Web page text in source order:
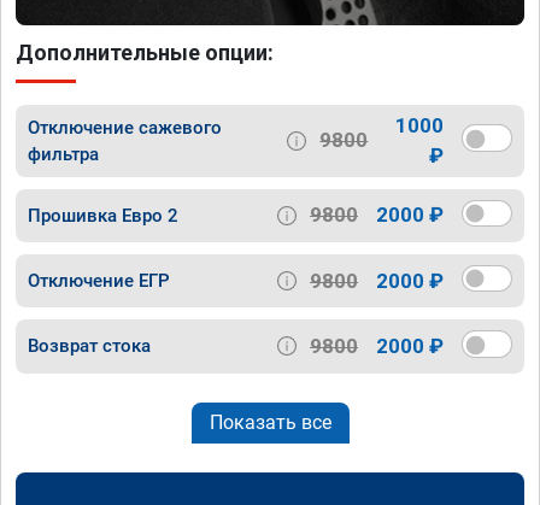
Дополнительные опции:
Отключение сажевого
фильтра
9800
1000
₽
Прошивка Евро 2 9800 2000 ₽
Отключение ЕГР 9800 2000 ₽
Возврат стока 9800 2000 ₽
Показать все